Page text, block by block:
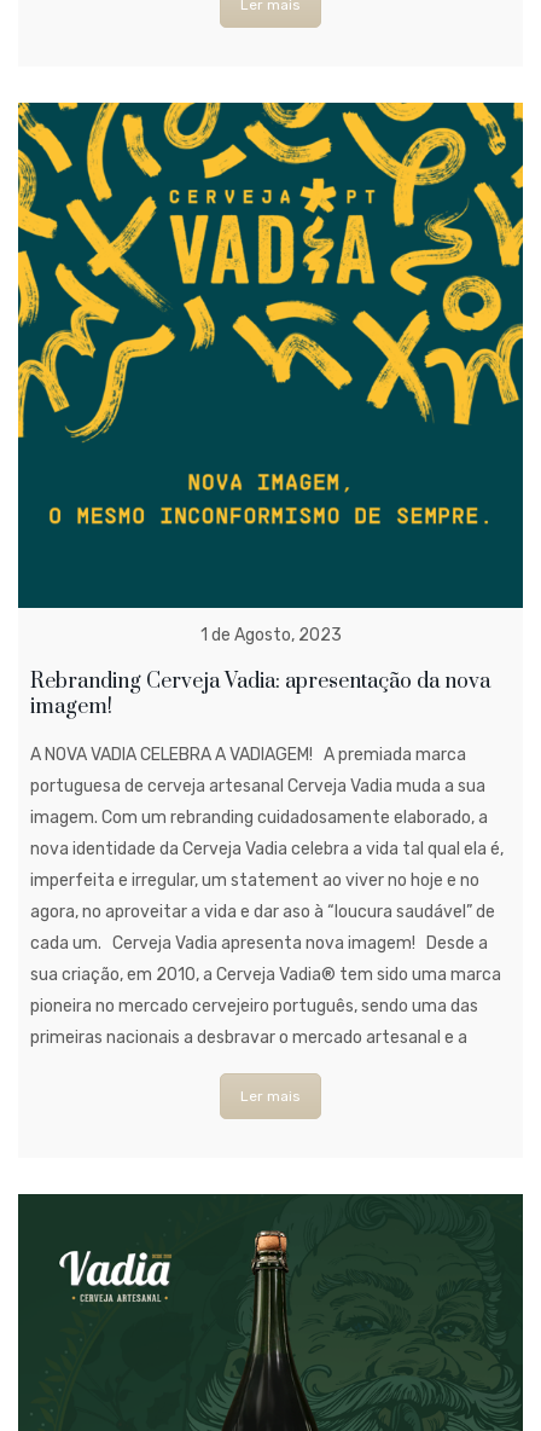
Ler mais
1 de Agosto, 2023
Rebranding Cerveja Vadia: apresentação da nova
imagem!
A NOVA VADIA CELEBRA A VADIAGEM! A premiada marca
portuguesa de cerveja artesanal Cerveja Vadia muda a sua
imagem. Com um rebranding cuidadosamente elaborado, a
nova identidade da Cerveja Vadia celebra a vida tal qual ela é,
imperfeita e irregular, um statement ao viver no hoje e no
agora, no aproveitar a vida e dar aso à “loucura saudável” de
cada um. Cerveja Vadia apresenta nova imagem! Desde a
sua criação, em 2010, a Cerveja Vadia® tem sido uma marca
pioneira no mercado cervejeiro português, sendo uma das
primeiras nacionais a desbravar o mercado artesanal e a
Ler mais